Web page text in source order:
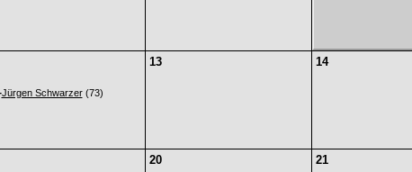
Jürgen Schwarzer(73)
13 14
20 21